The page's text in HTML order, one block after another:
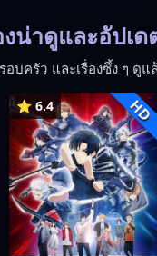
น่าดูและอัปเ
บครัว และเรื่องซึ้ง ๆ ดู
⭐ 6.4 HD